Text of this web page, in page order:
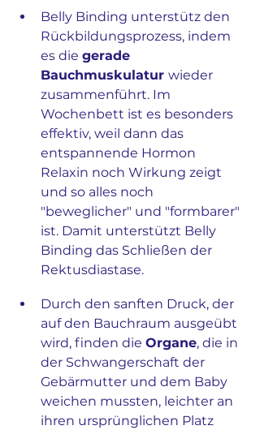
Belly Binding unterstütz den
Rückbildungsprozess, indem
es die gerade
Bauchmuskulatur wieder
zusammenführt. Im
Wochenbett ist es besonders
effektiv, weil dann das
entspannende Hormon
Relaxin noch Wirkung zeigt
und so alles noch
"beweglicher" und "formbarer"
ist. Damit unterstützt Belly
Binding das Schließen der
Rektusdiastase.
Durch den sanften Druck, der
auf den Bauchraum ausgeübt
wird, finden die Organe, die in
der Schwangerschaft der
Gebärmutter und dem Baby
weichen mussten, leichter an
ihren ursprünglichen Platz